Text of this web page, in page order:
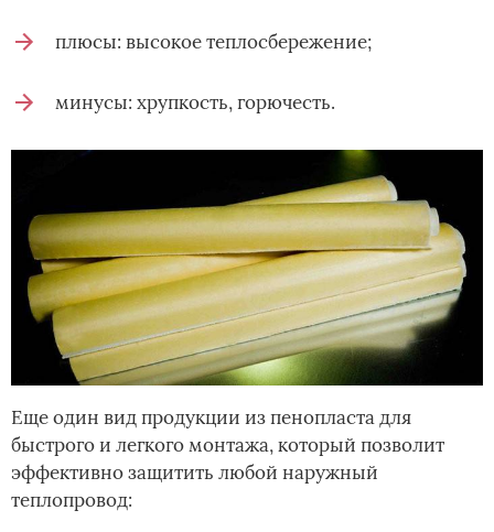
плюсы: высокое теплосбережение;
минусы: хрупкость, горючесть.
Еще один вид продукции из пенопласта для
быстрого и легкого монтажа, который позволит
эффективно защитить любой наружный
теплопровод: